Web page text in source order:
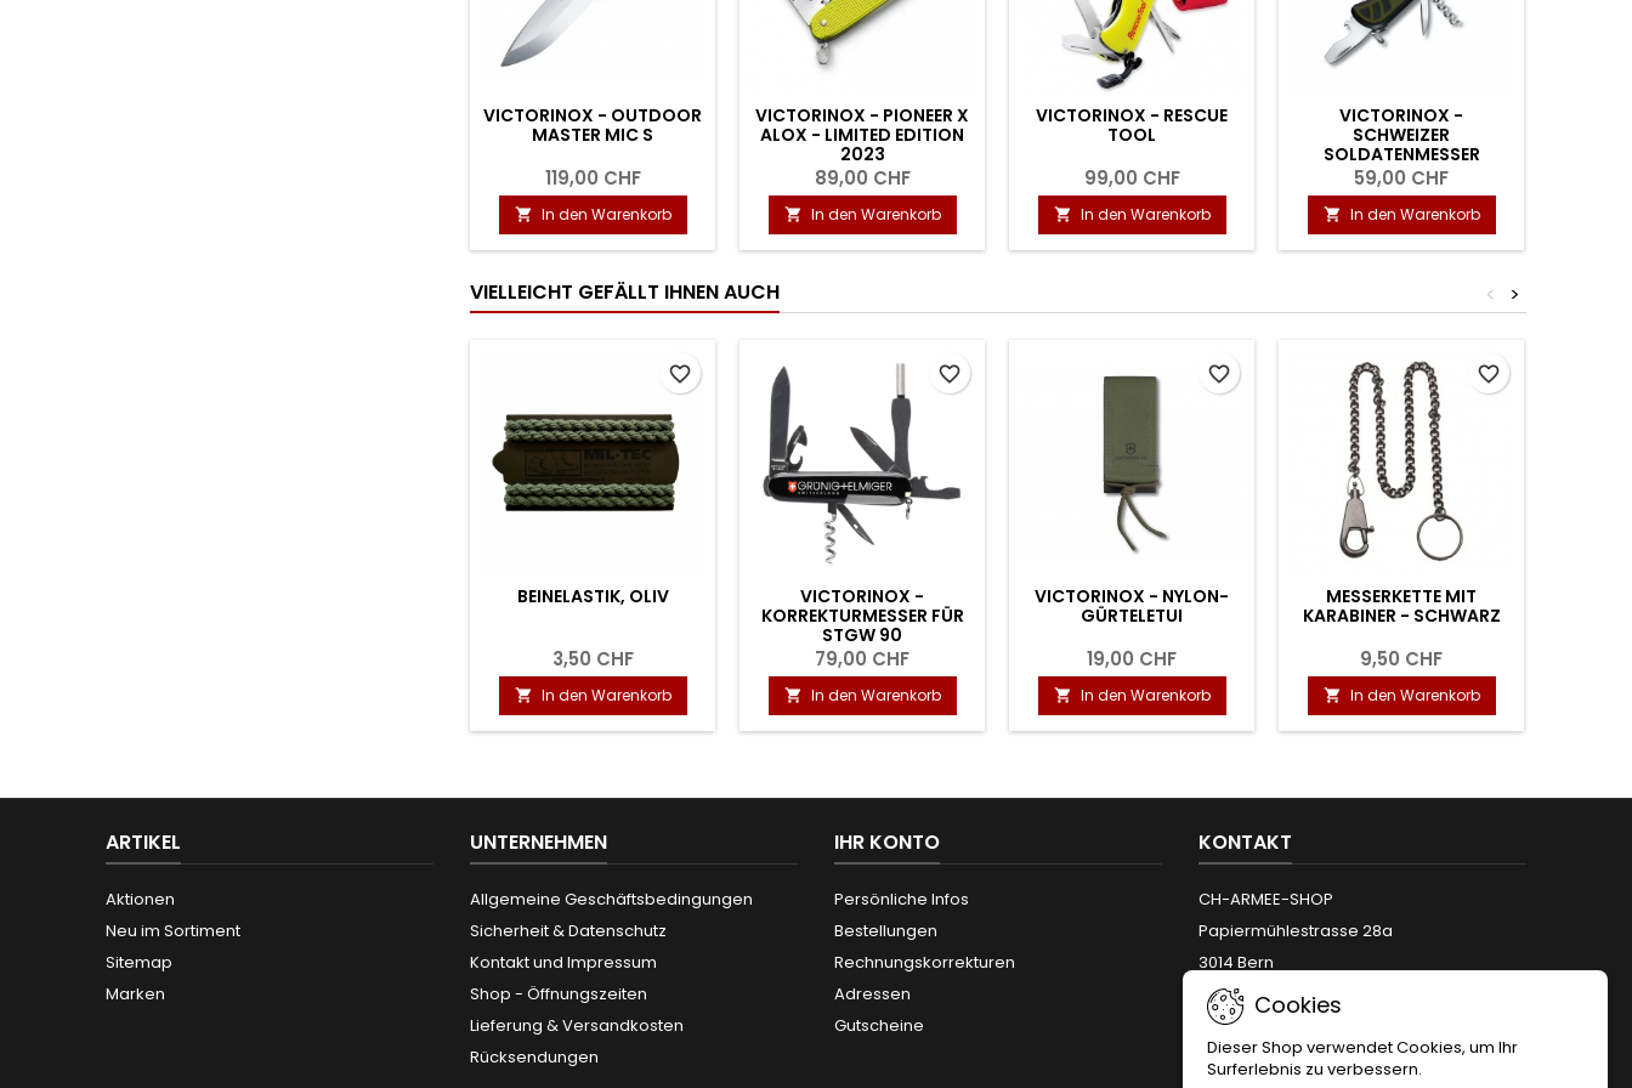
VICTORINOX - OUTDOOR
MASTER MIC S
119,00 CHF
 In den Warenkorb
VICTORINOX - PIONEER X
ALOX - LIMITED EDITION
2023
89,00 CHF
 In den Warenkorb
VICTORINOX - RESCUE
TOOL
99,00 CHF
 In den Warenkorb
VICTORINOX -
SCHWEIZER
SOLDATENMESSER
(SPECIAL EDITION) MIT
KORKENZIEHER
59,00 CHF
 In den Warenkorb
VIELLEICHT GEFÄLLT IHNEN AUCH >
<
BEINELASTIK, OLIV
3,50 CHF
 In den Warenkorb
favorite_border
VICTORINOX -
KORREKTURMESSER FÜR
STGW 90
79,00 CHF
 In den Warenkorb
favorite_border
VICTORINOX - NYLON-
GÜRTELETUI
19,00 CHF
 In den Warenkorb
favorite_border
MESSERKETTE MIT
KARABINER - SCHWARZ
9,50 CHF
 In den Warenkorb
favorite_border
ARTIKEL
Aktionen
Neu im Sortiment
Sitemap
Marken
UNTERNEHMEN
Allgemeine Geschäftsbedingungen
Sicherheit & Datenschutz
Kontakt und Impressum
Shop - Öffnungszeiten
Lieferung & Versandkosten
Rücksendungen
IHR KONTO
Persönliche Infos
Bestellungen
Rechnungskorrekturen
Adressen
Gutscheine
KONTAKT
CH-ARMEE-SHOP
Papiermühlestrasse 28a
3014 Bern
Telefon:+41 (0)31 312 12 66
Email:
Cookies
Dieser Shop verwendet Cookies, um Ihr
Surferlebnis zu verbessern.